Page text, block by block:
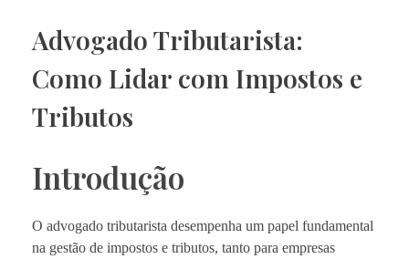
Advogado Tributarista:
Como Lidar com Impostos e
Tributos
Introdução
O advogado tributarista desempenha um papel fundamental
na gestão de impostos e tributos, tanto para empresas